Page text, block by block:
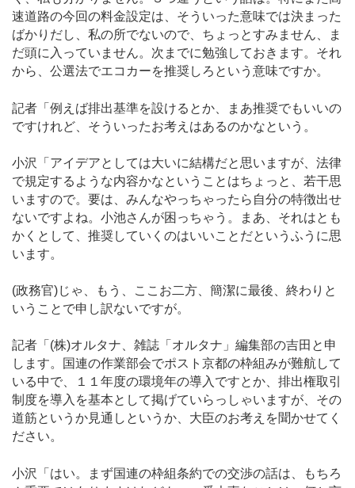
速道路の今回の料金設定は、そういった意味では決まった
ばかりだし、私の所でないので、ちょっとすみません、ま
だ頭に入っていません。次までに勉強しておきます。それ
から、公選法でエコカーを推奨しろという意味ですか。
記者「例えば排出基準を設けるとか、まあ推奨でもいいの
ですけれど、そういったお考えはあるのかなという。
小沢「アイデアとしては大いに結構だと思いますが、法律
で規定するような内容かなということはちょっと、若干思
いますので。要は、みんなやっちゃったら自分の特徴出せ
ないですよね。小池さんが困っちゃう。まあ、それはとも
かくとして、推奨していくのはいいことだというふうに思
います。
(政務官)じゃ、もう、ここお二方、簡潔に最後、終わりと
いうことで申し訳ないですが。
記者「(株)オルタナ、雑誌「オルタナ」編集部の吉田と申
します。国連の作業部会でポスト京都の枠組みが難航して
いる中で、１１年度の環境年の導入ですとか、排出権取引
制度を導入を基本として掲げていらっしゃいますが、その
道筋というか見通しというか、大臣のお考えを聞かせてく
ださい。
小沢「はい。まず国連の枠組条約での交渉の話は、もちろ